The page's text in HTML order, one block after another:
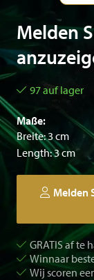
Melden
97 auf lager
Maße:
Breite: 3 cm
Length: 3 cm
Melden
GRATIS af te
Winnaar
Wij scoren